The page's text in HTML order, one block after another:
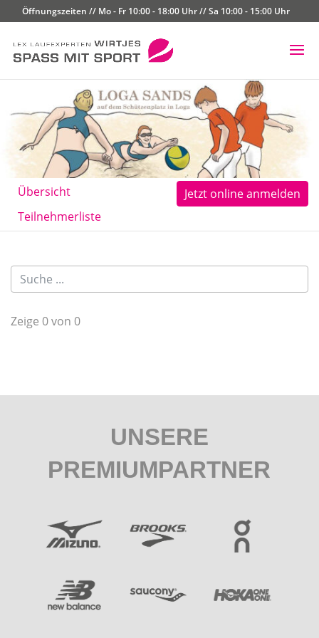
Öffnungszeiten // Mo - Fr 10:00 - 18:00 Uhr // Sa 10:00 - 15:00 Uhr
Übersicht
Teilnehmerliste
Jetzt online anmelden
Zeige 0 von 0
UNSERE
PREMIUMPARTNER